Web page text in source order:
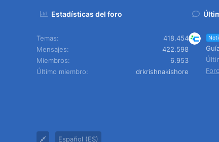
Estadísticas del foro
Temas
418.454
Mensajes
422.598
Miembros
6.953
Último miembro
drkrishnakishore
Español (ES)